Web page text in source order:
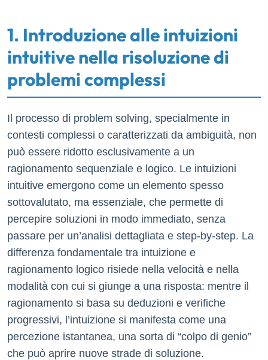
1. Introduzione alle intuizioni
intuitive nella risoluzione di
problemi complessi
Il processo di problem solving, specialmente in
contesti complessi o caratterizzati da ambiguità, non
può essere ridotto esclusivamente a un
ragionamento sequenziale e logico. Le intuizioni
intuitive emergono come un elemento spesso
sottovalutato, ma essenziale, che permette di
percepire soluzioni in modo immediato, senza
passare per un’analisi dettagliata e step-by-step. La
differenza fondamentale tra intuizione e
ragionamento logico risiede nella velocità e nella
modalità con cui si giunge a una risposta: mentre il
ragionamento si basa su deduzioni e verifiche
progressivi, l’intuizione si manifesta come una
percezione istantanea, una sorta di “colpo di genio”
che può aprire nuove strade di soluzione.